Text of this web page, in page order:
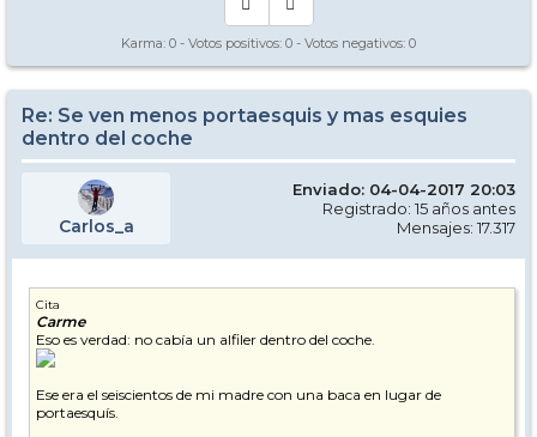
Karma: 0 - Votos positivos: 0 - Votos negativos: 0
Re: Se ven menos portaesquis y mas esquies
dentro del coche
Carlos_a
Enviado: 04-04-2017 20:03
Registrado: 15 años antes
Mensajes: 17.317
Cita
Carme
Eso es verdad: no cabía un alfiler dentro del coche.
Ese era el seiscientos de mi madre con una baca en lugar de
portaesquís.